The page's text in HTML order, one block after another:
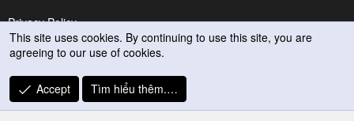
Privacy Policy
Trợ giúp
R
S
This site uses cookies. By continuing to use this site, you are
agreeing to our use of cookies.
Accept Tìm hiểu thêm.…